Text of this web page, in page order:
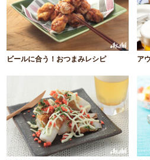
ビールに合う！おつまみレシピ ア